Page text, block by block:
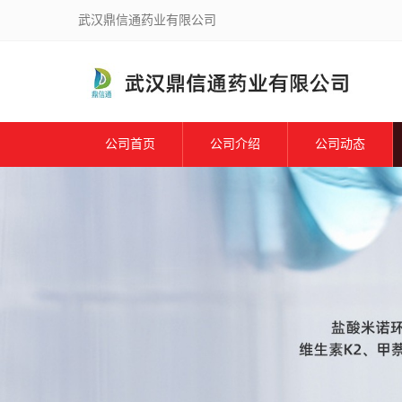
武汉鼎信通药业有限公司
公司首页 公司介绍 公司动态